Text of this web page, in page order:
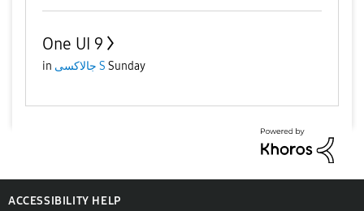
One UI 9
in جالاكسى S Sunday
ACCESSIBILITY HELP